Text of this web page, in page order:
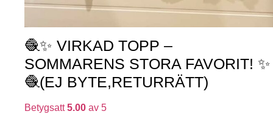
🧶✨ VIRKAD TOPP –
SOMMARENS STORA FAVORIT! ✨
🧶(EJ BYTE,RETURRÄTT)
Betygsatt5.00 av 5